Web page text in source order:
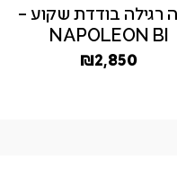
רגילה בודדת שקוע –
NAPOLEON BI
₪2,850